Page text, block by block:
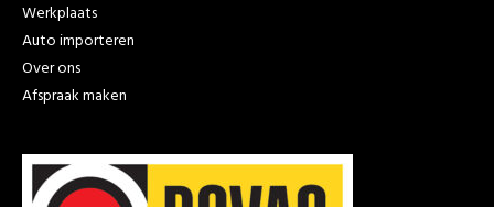
Werkplaats
Auto importeren
Over ons
Afspraak maken